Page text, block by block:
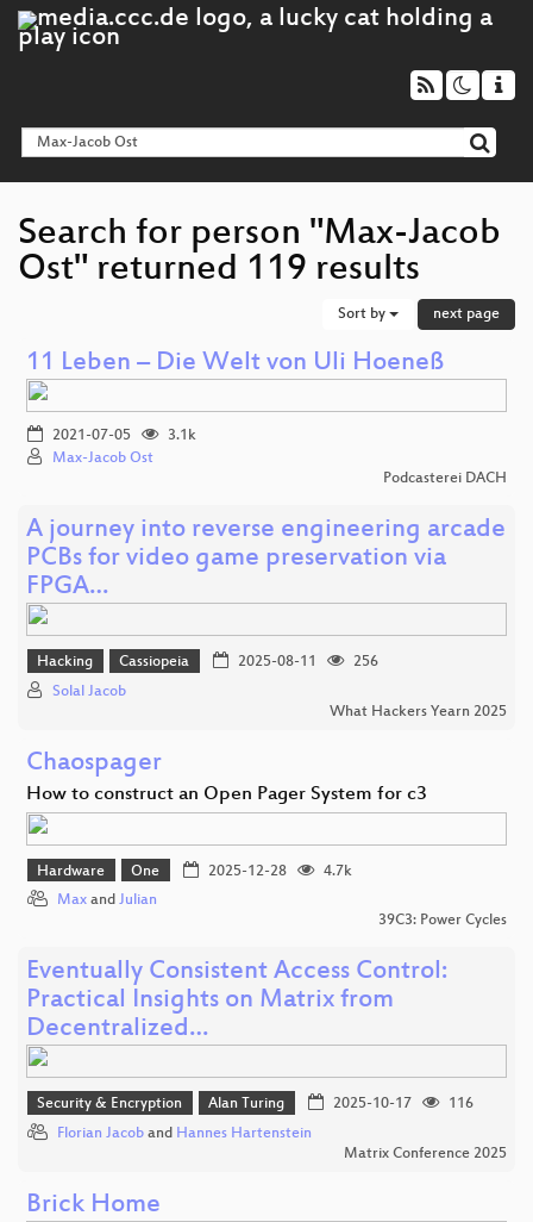
Search for person "Max-Jacob
Ost" returned 119 results
Sort by next page
11 Leben – Die Welt von Uli Hoeneß
2021-07-05
3.1k
Max-Jacob Ost
Podcasterei DACH
A journey into reverse engineering arcade
PCBs for video game preservation via
FPGA…
Hacking Cassiopeia 2025-08-11
256
Solal Jacob
What Hackers Yearn 2025
Chaospager
How to construct an Open Pager System for c3
Hardware One 2025-12-28
4.7k
Max and Julian
39C3: Power Cycles
Eventually Consistent Access Control:
Practical Insights on Matrix from
Decentralized…
Security & Encryption Alan Turing 2025-10-17
116
Florian Jacob and Hannes Hartenstein
Matrix Conference 2025
Brick Home